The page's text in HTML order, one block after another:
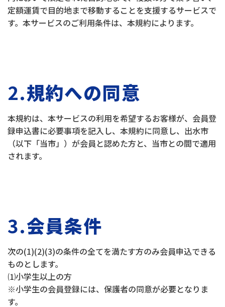
定額運賃で目的地まで移動することを支援するサービスで
す。本サービスのご利用条件は、本規約によります。
2.規約への同意
本規約は、本サービスの利用を希望するお客様が、会員登
録申込書に必要事項を記入し、本規約に同意し、出水市
（以下「当市」）が会員と認めた方と、当市との間で適用
されます。
3.会員条件
次の(1)(2)(3)の条件の全てを満たす方のみ会員申込できる
ものとします。
⑴小学生以上の方
※小学生の会員登録には、保護者の同意が必要となりま
す。